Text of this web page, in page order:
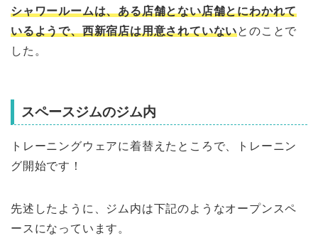
シャワールームは、ある店舗とない店舗とにわかれて
いるようで、西新宿店は用意されていないとのことで
した。
スペースジムのジム内
トレーニングウェアに着替えたところで、トレーニン
グ開始です！
先述したように、ジム内は下記のようなオープンスペ
ースになっています。